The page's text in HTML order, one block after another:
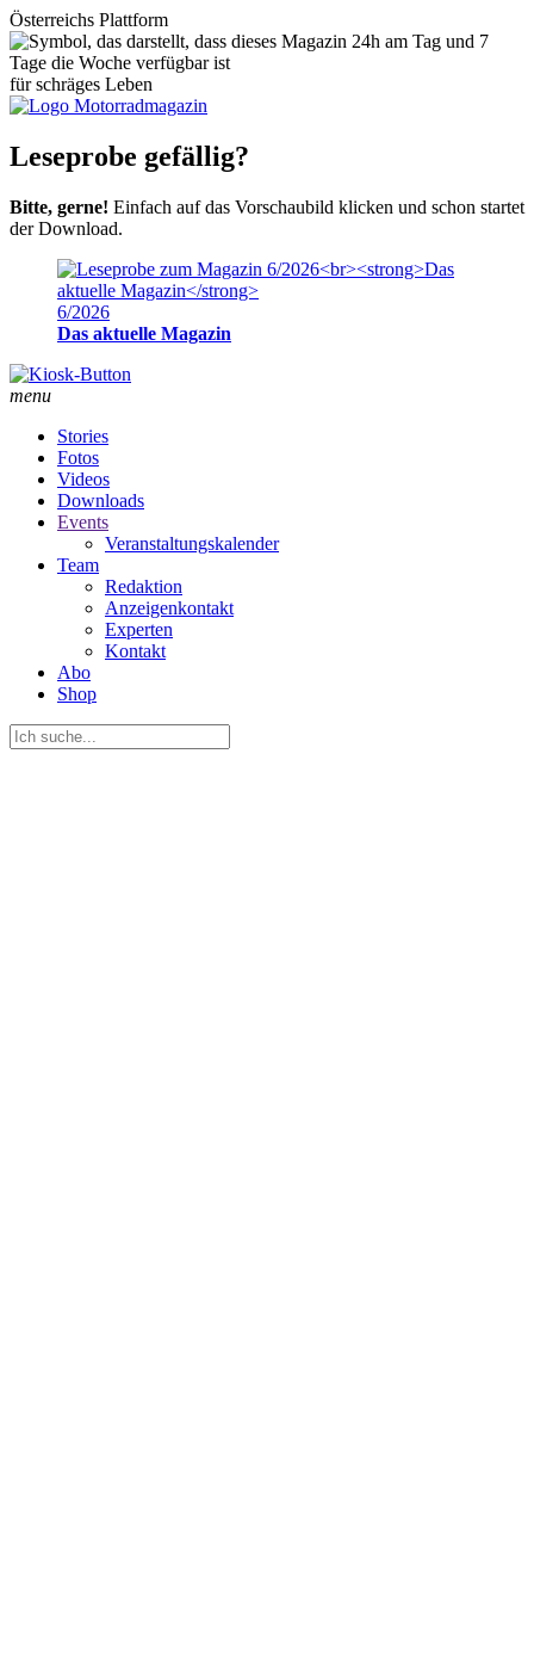
Österreichs Plattform
für schräges Leben
Leseprobe gefällig?
Bitte, gerne! Einfach auf das Vorschaubild klicken und schon startet
der Download.
6/2026
Das aktuelle Magazin
menu
Stories
Fotos
Videos
Downloads
Events
Veranstaltungskalender
Team
Redaktion
Anzeigenkontakt
Experten
Kontakt
Abo
Shop